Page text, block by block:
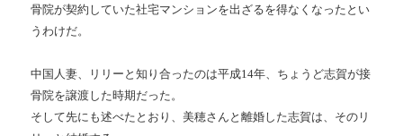
骨院が契約していた社宅マンションを出ざるを得なくなったとい
うわけだ。
中国人妻、リリーと知り合ったのは平成14年、ちょうど志賀が接
骨院を譲渡した時期だった。
そして先にも述べたとおり、美穂さんと離婚した志賀は、そのリ